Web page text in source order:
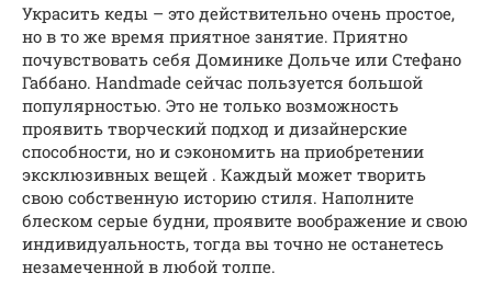
Украсить кеды – это действительно очень простое,
но в то же время приятное занятие. Приятно
почувствовать себя Доминике Дольче или Стефано
Габбано. Handmade сейчас пользуется большой
популярностью. Это не только возможность
проявить творческий подход и дизайнерские
способности, но и сэкономить на приобретении
эксклюзивных вещей . Каждый может творить
свою собственную историю стиля. Наполните
блеском серые будни, проявите воображение и свою
индивидуальность, тогда вы точно не останетесь
незамеченной в любой толпе.